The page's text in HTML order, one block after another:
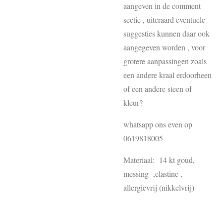
aangeven in de comment
sectie , uiteraard eventuele
suggesties kunnen daar ook
aangegeven worden , voor
grotere aanpassingen zoals
een andere kraal erdoorheen
of een andere steen of
kleur?
whatsapp ons even op
0619818005
Materiaal: 14 kt goud,
messing ,elastine ,
allergievrij (nikkelvrij)